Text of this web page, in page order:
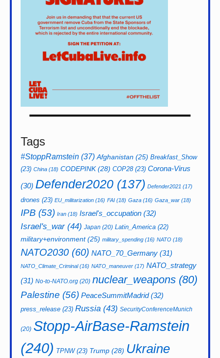
Tags
#StoppRamstein (37) Afghanistan (25) Breakfast_Show
(23) China (18) CODEPINK(28) COP28(23) Corona-Virus
(30) Defender2020 (137) Defender2021 (17)
drones (23) EU_militarization (16) FAI (18) Gaza (16) Gaza_war (18)
IPB (53) Iran (18) Israel's_occupation (32)
Israel's_war(44) Japan (20) Latin_America (22)
military+environment(25) military_spending (16) NATO (18)
NATO2030 (60) NATO_70_Germany (31)
NATO_Climate_Criminal(16) NATO_maneuver (17) NATO_strategy
(31) No-to-NATO.org (20) nuclear_weapons (80)
Palestine (56) PeaceSummitMadrid(32)
press_release (23) Russia (43) SecurityConferenceMunich
(20) Stopp-AirBase-Ramstein
(240) TPNW(23) Trump (28) Ukraine